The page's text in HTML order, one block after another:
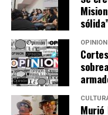
Finalmente, este
comunidad
con personal policial.
fotográfico difundido
o Extinción Misiones,
arribado al lugar
pasamontaña.
OPINIÓN